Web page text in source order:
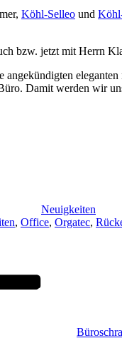
Köhl-Selleo und
bzw. jetzt mit Herrn
angekündigten
Damit werden wir
Neuigkeiten
, Office, Orgatec,